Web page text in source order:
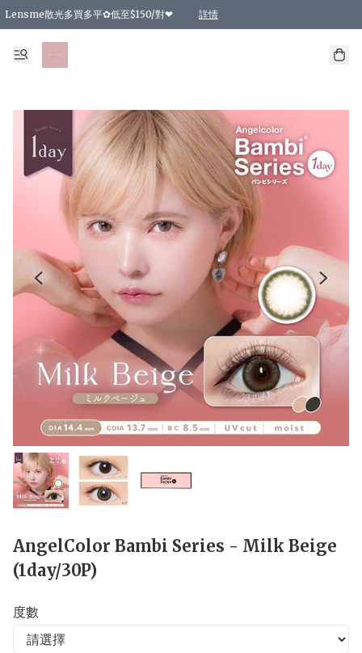
Lensme散光多買多平✿低至$150/對❤ 詳情
台灣Karacon⁩✧日拋 特價清貨❁⃘
日本韓國多款日/月拋現貨☼ 特價❤︎數量有限 售完即止
🇰🇷韓國多款月拋現貨 特價兩對$99✿數量有限 售完即止♫
精選商品，任選買2件或以上9 折；買4件或以上85 折；買6件或以上8 折
精選商品，任選買2件HKD 140.00；買4件HKD 260.00
精選商品，任選買2件HKD 190.00；買4件HKD 360.00
精選商品，任選買2件HKD 110.00；買4件HKD 180.00
精選商品，任選買2件HKD 170.00；買4件HKD 320.00
精選商品，任選買2件或以上減HKD 148.00
精選商品，任選買2件或以上減HKD 148.00
精選商品，任選買2件或以上95 折；買4件或以上9 折；買6件或以上85 折；買8件
精選商品，任選買12件或以上87 折
精選商品，任選買2件或以上減HKD 16.00；買4件或以上減HKD 32.00；買6
精選商品，任選買2件或以上95 折；買4件或以上9 折；買8件或以上85 折；買12
購物滿 HKD 800.00即享免運費優惠！（適用於 特定的送貨方式 )
AngelColor Bambi Series - Milk Beige
(1day/30P)
度數